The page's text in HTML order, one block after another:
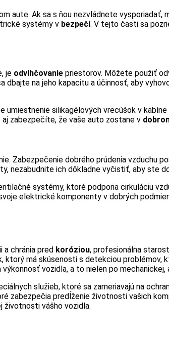
aute. Ak sa s ňou nezvládnete vysporiadať,
systémy v bezpečí. V tejto časti sa
je odvlhčovanie priestorov. Môžete použiť
na jeho kapacitu a účinnosť, aby
silikagélových vrecúšok v
zabezpečíte, že vaše auto zostane v
Zabezpečenie dobrého prúdenia vzduchu
ich dôkladne vyčistiť, aby ste
systémy, ktoré podporia cirkuláciu
elektrické komponenty v dobrých
chránia pred koróziou, profesionálna
ktorý má skúsenosti s detekciou
vozidla, a to nielen po
služieb, ktoré sa zameriavajú na
zabezpečia predĺženie životnosti vašich
životnosti vášho vozidla.